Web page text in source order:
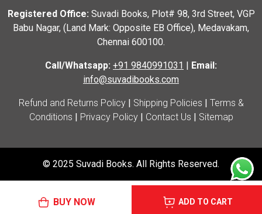
BUY NOW ADD TO CART
Registered Office: Suvadi Books, Plot# 98, 3rd Street, VGP
Babu Nagar, (Land Mark: Opposite EB Office), Medavakam,
Chennai 600100.
Call/Whatsapp: +91 9840991031 | Email:
info@suvadibooks.com
Refund and Returns Policy| Shipping Policies | Terms &
Conditions | Privacy Policy| Contact Us | Sitemap
© 2025 Suvadi Books. All Rights Reserved.